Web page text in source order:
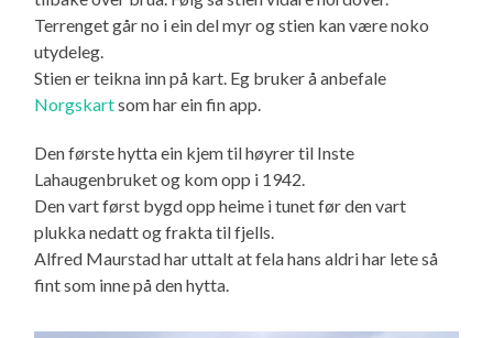
Terrenget går no i ein del myr og stien kan være noko
utydeleg.
Stien er teikna inn på kart. Eg bruker å anbefale
Norgskartsom har ein fin app.
Den første hytta ein kjem til høyrer til Inste
Lahaugenbruket og kom opp i 1942.
Den vart først bygd opp heime i tunet før den vart
plukka nedatt og frakta til fjells.
Alfred Maurstad har uttalt at fela hans aldri har lete så
fint som inne på den hytta.